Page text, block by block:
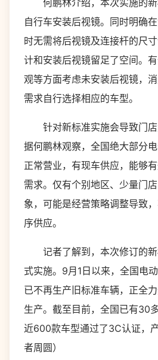
何鹏林介绍，本次实施的新
自行车安装后视镜。同时明确
时无需将后视镜及连接杆的尺
计和安装后视镜留足了空间。
观等方面考虑未安装后视镜，
需求自行选择相应的车型。
针对新标准实施会导致门店
据何鹏林观察，全国绝大部分
正常营业，有现车供应，能够
需求。仅有个别地区、少量门
象，可能是经营策略调整导致
序供应。
记者了解到，本次修订的新
式实施。9月1日以来，全国电
已不再生产旧标准车辆，正全
生产。截至目前，全国已有30
近600款车型通过了3C认证，
者周圆）